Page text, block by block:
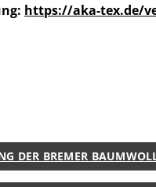
https://aka-tex.de/
DER BREMER